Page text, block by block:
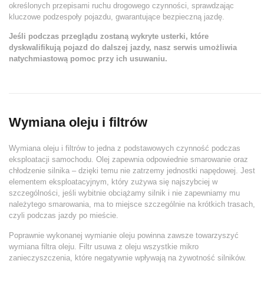
określonych przepisami ruchu drogowego czynności, sprawdzając
kluczowe podzespoły pojazdu, gwarantujące bezpieczną jazdę.
Jeśli podczas przeglądu zostaną wykryte usterki, które
dyskwalifikują pojazd do dalszej jazdy, nasz serwis umożliwia
natychmiastową pomoc przy ich usuwaniu.
Wymiana oleju i filtrów
Wymiana oleju i filtrów to jedna z podstawowych czynność podczas
eksploatacji samochodu. Olej zapewnia odpowiednie smarowanie oraz
chłodzenie silnika – dzięki temu nie zatrzemy jednostki napędowej. Jest
elementem eksploatacyjnym, który zużywa się najszybciej w
szczególności, jeśli wybitnie obciążamy silnik i nie zapewniamy mu
należytego smarowania, ma to miejsce szczególnie na krótkich trasach,
czyli podczas jazdy po mieście.
Poprawnie wykonanej wymianie oleju powinna zawsze towarzyszyć
wymiana filtra oleju. Filtr usuwa z oleju wszystkie mikro
zanieczyszczenia, które negatywnie wpływają na żywotność silników.